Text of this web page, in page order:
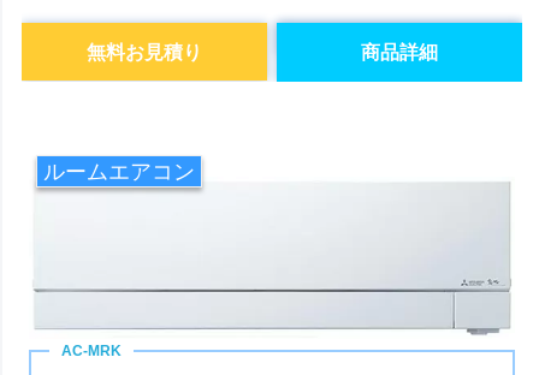
商品詳細
無料お見積り
ルームエアコン